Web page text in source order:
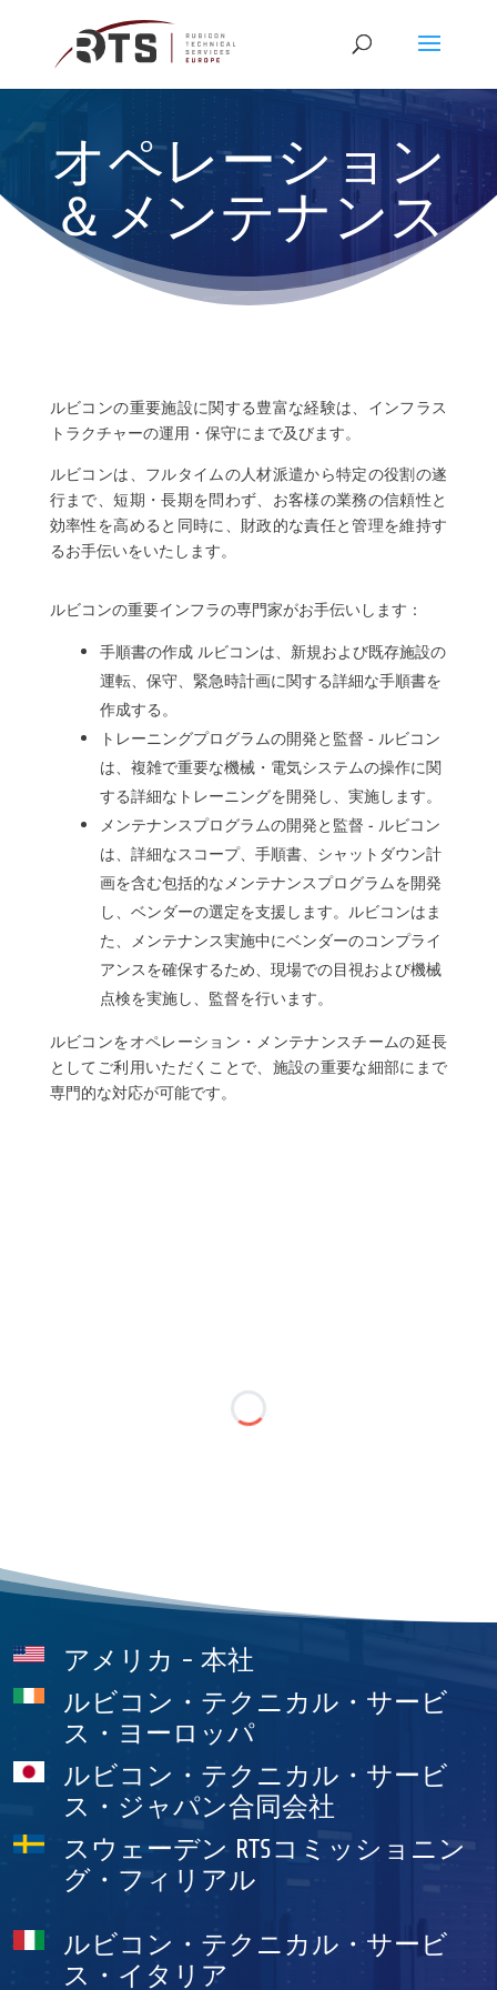
オペレーション
＆メンテナンス
ルビコンの重要施設に関する豊富な経験は、インフラス
トラクチャーの運用・保守にまで及びます。
ルビコンは、フルタイムの人材派遣から特定の役割の遂
行まで、短期・長期を問わず、お客様の業務の信頼性と
効率性を高めると同時に、財政的な責任と管理を維持す
るお手伝いをいたします。
ルビコンの重要インフラの専門家がお手伝いします：
手順書の作成 ルビコンは、新規および既存施設の
運転、保守、緊急時計画に関する詳細な手順書を
作成する。
トレーニングプログラムの開発と監督 - ルビコン
は、複雑で重要な機械・電気システムの操作に関
する詳細なトレーニングを開発し、実施します。
メンテナンスプログラムの開発と監督 - ルビコン
は、詳細なスコープ、手順書、シャットダウン計
画を含む包括的なメンテナンスプログラムを開発
し、ベンダーの選定を支援します。ルビコンはま
た、メンテナンス実施中にベンダーのコンプライ
アンスを確保するため、現場での目視および機械
点検を実施し、監督を行います。
ルビコンをオペレーション・メンテナンスチームの延長
としてご利用いただくことで、施設の重要な細部にまで
専門的な対応が可能です。
アメリカ - 本社
ルビコン・テクニカル・サービ
ス・ヨーロッパ
ルビコン・テクニカル・サービ
ス・ジャパン合同会社
スウェーデン RTSコミッショニン
グ・フィリアル
ルビコン・テクニカル・サービ
ス・イタリア